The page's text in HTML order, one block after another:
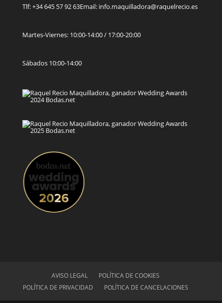
Tlf: +34 645 57 92 63Email: info.maquilladora@raquelrecio.es
Martes-Viernes: 10:00-14:00 / 17:00-20:00
Sábados 10:00-14:00
AVISO LEGAL
POLÍTICA DE COOKIES
POLÍTICA DE PRIVACIDAD
POLÍTICA DE CANCELACIONES